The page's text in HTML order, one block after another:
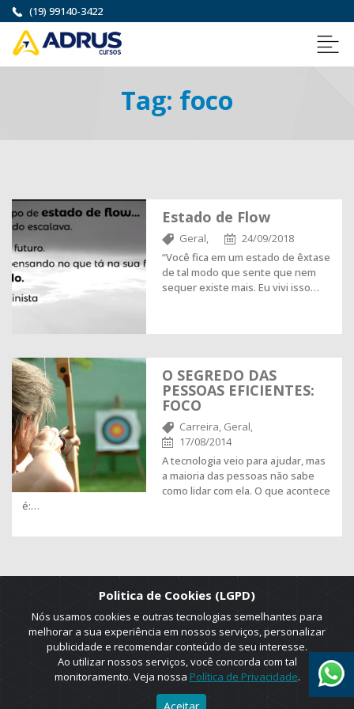
(19) 99140-3422
Tag: foco
Estado de Flow
Geral,
24/09/2018
“Você fica em um estado de êxtase
de tal modo que sente que nem
sequer existe mais. Eu vivi isso…
O SEGREDO DAS
PESSOAS EFICIENTES:
FOCO
Carreira, Geral,
17/08/2014
A tecnologia veio para ajudar, mas
a maioria das pessoas não sabe
como lidar com ela. O que acontece
é:…
2025 © Copyright. ADRUS. Todos os direitos reservados. Designed by
Politica de Cookies (LGPD)
Nós usamos cookies e outras tecnologias semelhantes para
melhorar a sua experiência em nossos serviços, personalizar
publicidade e recomendar conteúdo de seu interesse.
Ao utilizar nossos serviços, você concorda com tal
monitoramento. Veja nossa Política de Privacidade.